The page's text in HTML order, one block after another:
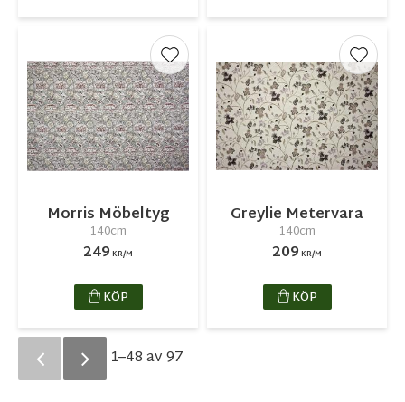
Morris Möbeltyg
140cm
249 KR/M
Lägg till i favoriter
KÖP
Greylie Metervara
140cm
209 KR/M
Lägg
KÖP
1–48av97